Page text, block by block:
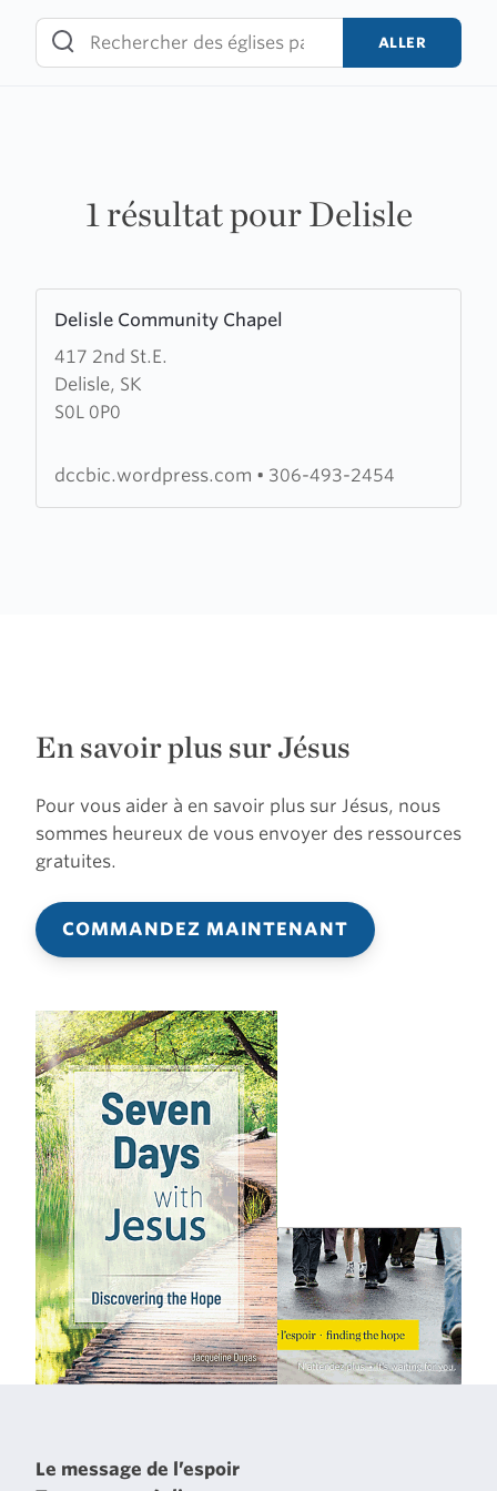
content
ALLER
1 résultat pour Delisle
Delisle Community Chapel
417 2nd St.E.
Delisle, SK
S0L 0P0
more
about
Delisle
Community
dccbic.wordpress.com • 306-493-2454
En savoir plus sur Jésus
Pour vous aider à en savoir plus sur Jésus, nous
sommes heureux de vous envoyer des ressources
gratuites.
COMMANDEZ MAINTENANT
Le message de l’espoir